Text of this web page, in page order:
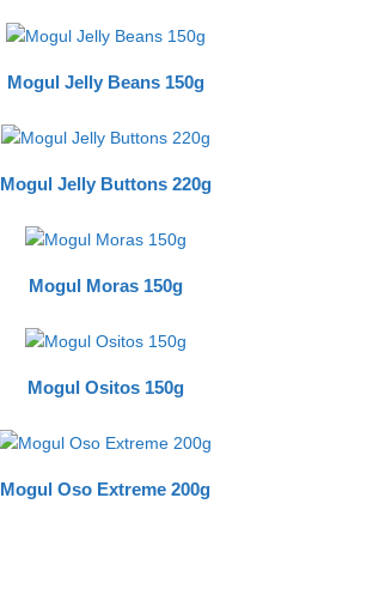
Mogul Jelly Beans 150g
Mogul Jelly Buttons 220g
Mogul Moras 150g
Mogul Ositos 150g
Mogul Oso Extreme 200g